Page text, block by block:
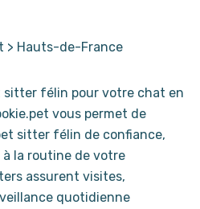
> Hauts-de-France
sitter félin pour votre chat en
vous permet de
sitter félin de confiance,
la routine de votre
assurent visites,
quotidienne